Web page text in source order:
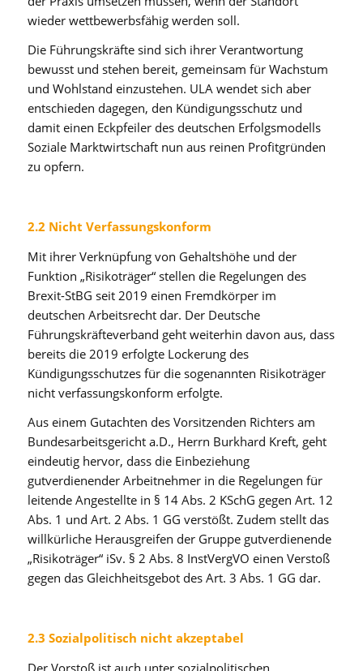
wieder wettbewerbsfähig werden soll.
Die Führungskräfte sind sich ihrer Verantwortung
bewusst und stehen bereit, gemeinsam für Wachstum
und Wohlstand einzustehen. ULA wendet sich aber
entschieden dagegen, den Kündigungsschutz und
damit einen Eckpfeiler des deutschen Erfolgsmodells
Soziale Marktwirtschaft nun aus reinen Profitgründen
zu opfern.
2.2 Nicht Verfassungskonform
Mit ihrer Verknüpfung von Gehaltshöhe und der
Funktion „Risikoträger“ stellen die Regelungen des
Brexit-StBG seit 2019 einen Fremdkörper im
deutschen Arbeitsrecht dar. Der Deutsche
Führungskräfteverband geht weiterhin davon aus, dass
bereits die 2019 erfolgte Lockerung des
Kündigungsschutzes für die sogenannten Risikoträger
nicht verfassungskonform erfolgte.
Aus einem Gutachten des Vorsitzenden Richters am
Bundesarbeitsgericht a.D., Herrn Burkhard Kreft, geht
eindeutig hervor, dass die Einbeziehung
gutverdienender Arbeitnehmer in die Regelungen für
leitende Angestellte in § 14 Abs. 2 KSchG gegen Art. 12
Abs. 1 und Art. 2 Abs. 1 GG verstößt. Zudem stellt das
willkürliche Herausgreifen der Gruppe gutverdienende
„Risikoträger“ iSv. § 2 Abs. 8 InstVergVO einen Verstoß
gegen das Gleichheitsgebot des Art. 3 Abs. 1 GG dar.
2.3 Sozialpolitisch nicht akzeptabel
Der Vorstoß ist auch unter sozialpolitischen